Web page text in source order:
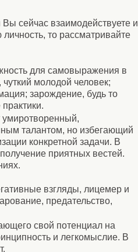
сейчас взаимодействуете и
то рассматривайте
для самовыражения в
молодой человек;
зарождение, будь то
умиротворенный,
талантом, но избегающий
конкретной задачи. В
приятных вестей.
взгляды, лицемер и
предательство,
свой потенциал на
и легкомыслие. В